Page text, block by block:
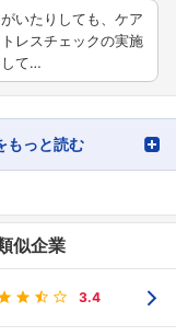
いたりしても、ケア
レスチェックの実施
して…
もっと読む
似企業
3.4